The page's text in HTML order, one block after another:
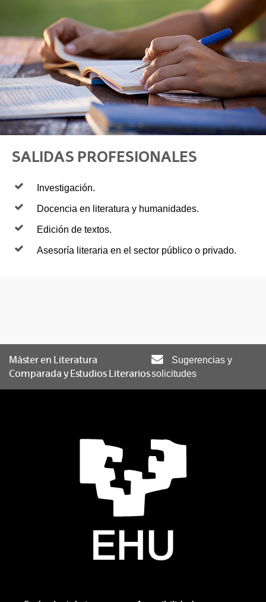
SALIDAS PROFESIONALES
Investigación.
Docencia en literatura y humanidades.
Edición de textos.
Asesoría literaria en el sector público o privado.
Máster en Literatura
Comparada y Estudios Literarios
Sugerencias y
solicitudes